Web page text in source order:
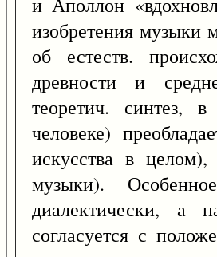
изобретения музыки
об естеств.
древности и
теоретич. синтез,
человеке)
искусства в
музыки).
диалектически, а
согласуется с